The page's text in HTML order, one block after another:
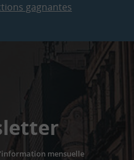
gagnantes
mensuelle